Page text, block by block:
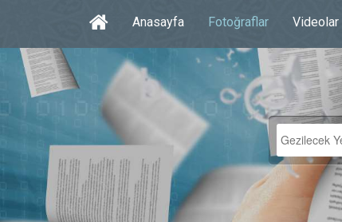
Anasayfa Fotoğraflar Videolar